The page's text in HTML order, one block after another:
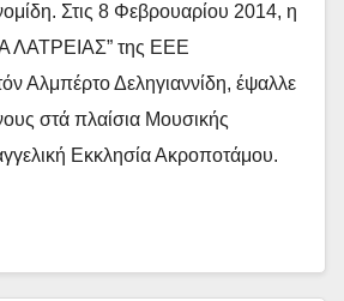
Στις 8 Φεβρουαρίου 2014, η
της ΕΕΕ
Αλμπέρτο Δεληγιαννίδη, έψαλλε
στά πλαίσια Μουσικής
Εκκλησία Ακροποτάμου.